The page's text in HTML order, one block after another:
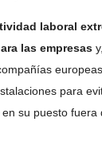
laboral
las empresas
para
su puesto fuera